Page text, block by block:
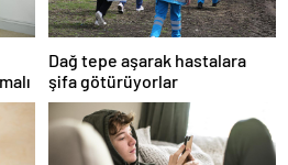
Dağ tepe aşarak hastalara
şifa götürüyorlar